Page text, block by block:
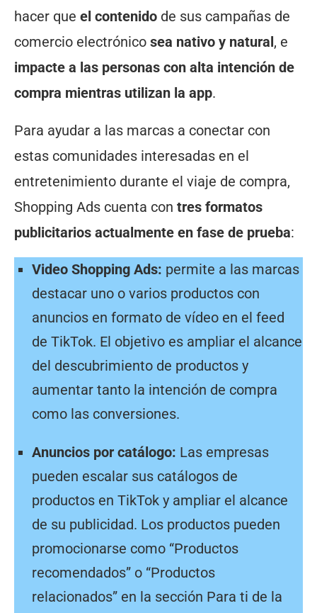
hacer que el contenido de sus campañas de
comercio electrónico sea nativo y natural, e
impacte a las personas con alta intención de
compra mientras utilizan la app.
Para ayudar a las marcas a conectar con
estas comunidades interesadas en el
entretenimiento durante el viaje de compra,
Shopping Ads cuenta con tres formatos
publicitarios actualmente en fase de prueba:
Video Shopping Ads: permite a las marcas
destacar uno o varios productos con
anuncios en formato de vídeo en el feed
de TikTok. El objetivo es ampliar el alcance
del descubrimiento de productos y
aumentar tanto la intención de compra
como las conversiones.
Anuncios por catálogo: Las empresas
pueden escalar sus catálogos de
productos en TikTok y ampliar el alcance
de su publicidad. Los productos pueden
promocionarse como “Productos
recomendados” o “Productos
relacionados” en la sección Para ti de la